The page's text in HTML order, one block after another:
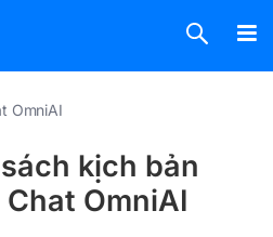
OmniAI
kịch bản
OmniAI